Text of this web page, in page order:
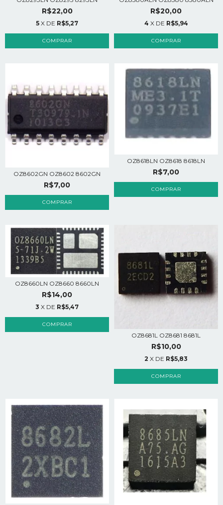
R$22,00
5 X DE R$5,27
R$20,00
4 X DE R$5,94
OZ8602GN OZ8602 8602GN
R$7,00
OZ8618LN OZ8618 8618LN
R$7,00
OZ8660LN OZ8660 8660LN
R$14,00
3 X DE R$5,47
COMPRAR
OZ8681L OZ8681 8681L
R$10,00
2 X DE R$5,83